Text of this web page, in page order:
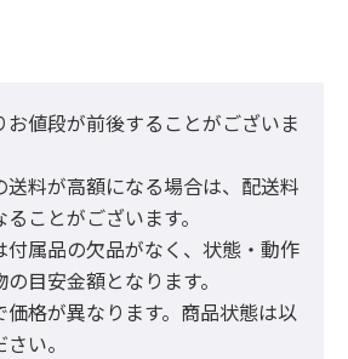
お値段が前後することがございま
送料が高額になる場合は、配送料
ことがございます。
付属品の欠品がなく、状態・動作
目安金額となります。
価格が異なります。商品状態は以
い。